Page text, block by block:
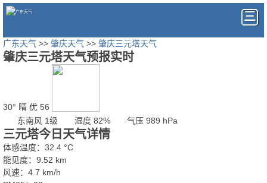
广东天气 >> 肇庆天气 >> 肇庆三元塔天气
肇庆三元塔天气预报实时
30° 晴 优 56
东南风 1级
湿度 82% 气压 989 hPa
三元塔今日天气详情
体感温度：32.4 °C
能见度：9.52 km
风速：4.7 km/h